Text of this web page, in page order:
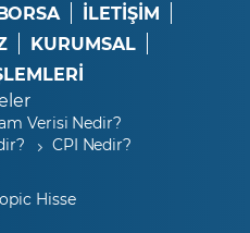
İLETİŞİM
KURUMSAL
Verisi Nedir?
CPI Nedir?
Hisse